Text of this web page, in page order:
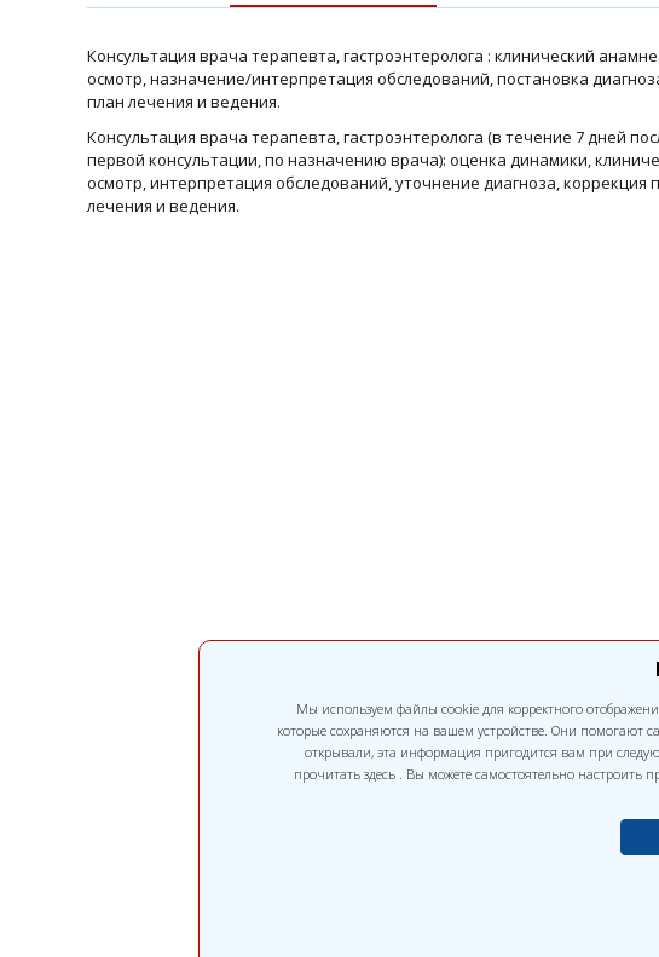
Консультация врача терапевта, гастроэнтеролога : клинический
осмотр, назначение/интерпретация обследований, постановка
план лечения и ведения.
Консультация врача терапевта, гастроэнтеролога (в течение 7 дней
первой консультации, по назначению врача): оценка динамики,
осмотр, интерпретация обследований, уточнение диагноза, коррекция
лечения и ведения.
Мы используем файлы cookie для корректного
которые сохраняются на вашем устройстве. Они помогают
открывали, эта информация пригодится вам при
прочитать здесь . Вы можете самостоятельно настроить